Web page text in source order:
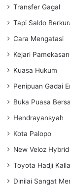
Transfer Gagal
Tapi Saldo
Cara Mengatasi
Kejari Pamekasan
Kuasa Hukum
Penipuan Gadai
Buka Puasa
Hendrayansyah
Kota Palopo
New Veloz Hybrid
Toyota Hadji
Dinilai Sangat